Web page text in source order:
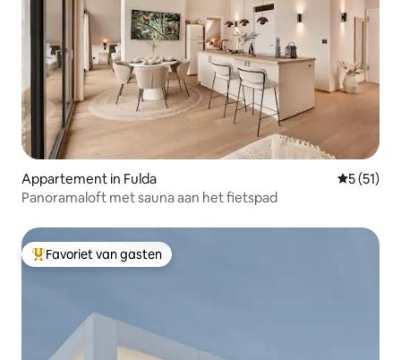
Appartement in Fulda
5 (51)
Panoramaloft met sauna aan het fietspad
Topfavoriet van gasten
Favoriet van gasten